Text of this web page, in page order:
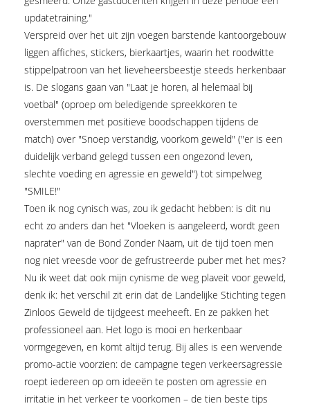
updatetraining."
Verspreid over het uit zijn voegen barstende kantoorgebouw
liggen affiches, stickers, bierkaartjes, waarin het roodwitte
stippelpatroon van het lieveheersbeestje steeds herkenbaar
is. De slogans gaan van "Laat je horen, al helemaal bij
voetbal" (oproep om beledigende spreekkoren te
overstemmen met positieve boodschappen tijdens de
match) over "Snoep verstandig, voorkom geweld" ("er is een
duidelijk verband gelegd tussen een ongezond leven,
slechte voeding en agressie en geweld") tot simpelweg
"SMILE!"
Toen ik nog cynisch was, zou ik gedacht hebben: is dit nu
echt zo anders dan het "Vloeken is aangeleerd, wordt geen
naprater" van de Bond Zonder Naam, uit de tijd toen men
nog niet vreesde voor de gefrustreerde puber met het mes?
Nu ik weet dat ook mijn cynisme de weg plaveit voor geweld,
denk ik: het verschil zit erin dat de Landelijke Stichting tegen
Zinloos Geweld de tijdgeest meeheeft. En ze pakken het
professioneel aan. Het logo is mooi en herkenbaar
vormgegeven, en komt altijd terug. Bij alles is een wervende
promo-actie voorzien: de campagne tegen verkeersagressie
roept iedereen op om ideeën te posten om agressie en
irritatie in het verkeer te voorkomen – de tien beste tips